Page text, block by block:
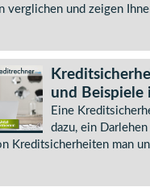
verglichen und zeigen
und Beispiele
Eine
dazu, ein
Kreditsicherheiten man